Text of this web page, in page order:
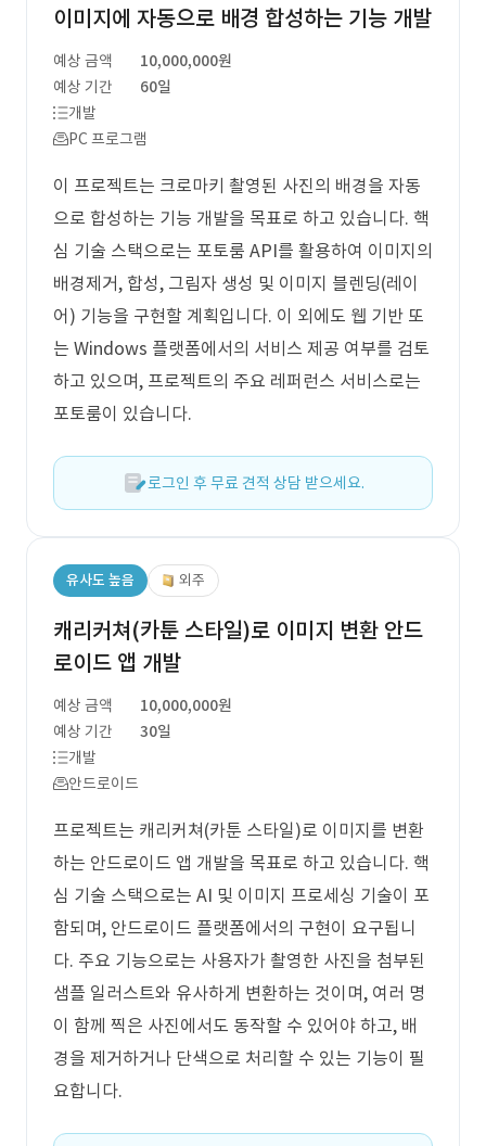
이미지에 자동으로 배경 합성하는 기능 개발
예상 금액
10,000,000원
예상 기간
60일
개발
PC 프로그램
이 프로젝트는 크로마키 촬영된 사진의 배경을 자동
으로 합성하는 기능 개발을 목표로 하고 있습니다. 핵
심 기술 스택으로는 포토룸 API를 활용하여 이미지의
배경제거, 합성, 그림자 생성 및 이미지 블렌딩(레이
어) 기능을 구현할 계획입니다. 이 외에도 웹 기반 또
는 Windows 플랫폼에서의 서비스 제공 여부를 검토
하고 있으며, 프로젝트의 주요 레퍼런스 서비스로는
포토룸이 있습니다.
로그인 후 무료 견적 상담 받으세요.
유사도 높음 외주
캐리커쳐(카툰 스타일)로 이미지 변환 안드
로이드 앱 개발
예상 금액
10,000,000원
예상 기간
30일
개발
안드로이드
프로젝트는 캐리커쳐(카툰 스타일)로 이미지를 변환
하는 안드로이드 앱 개발을 목표로 하고 있습니다. 핵
심 기술 스택으로는 AI 및 이미지 프로세싱 기술이 포
함되며, 안드로이드 플랫폼에서의 구현이 요구됩니
다. 주요 기능으로는 사용자가 촬영한 사진을 첨부된
샘플 일러스트와 유사하게 변환하는 것이며, 여러 명
이 함께 찍은 사진에서도 동작할 수 있어야 하고, 배
경을 제거하거나 단색으로 처리할 수 있는 기능이 필
요합니다.